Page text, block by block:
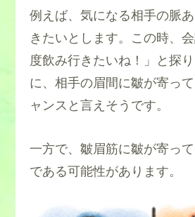
例えば、気になる相手の脈
きたいとします。この時、
度飲み行きたいね！」と探
に、相手の眉間に皺が寄っ
ャンスと言えそうです。
一方で、皺眉筋に皺が寄っ
である可能性があります。